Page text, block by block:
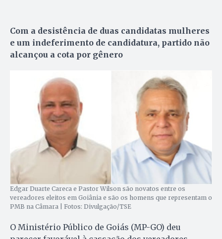
Com a desistência de duas candidatas mulheres
e um indeferimento de candidatura, partido não
alcançou a cota por gênero
Edgar Duarte Careca e Pastor Wilson são novatos entre os
vereadores eleitos em Goiânia e são os homens que representam o
PMB na Câmara | Fotos: Divulgação/TSE
O Ministério Público de Goiás (MP-GO) deu